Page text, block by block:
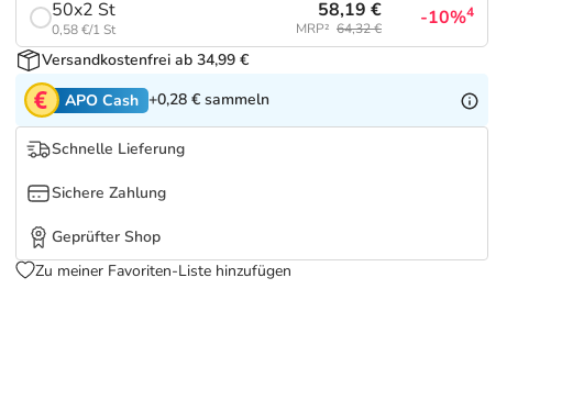
50x2 St
0,58 €/1 St
58,19 €
MRP² 64,32 € -10%4
Versandkostenfrei ab 34,99 €
APO Cash +0,28 € sammeln
Schnelle Lieferung
Sichere Zahlung
Geprüfter Shop
Zu meiner Favoriten-Liste hinzufügen